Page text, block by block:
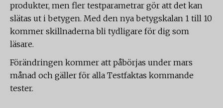
produkter, men fler testparametrar gör att det kan
slätas ut i betygen. Med den nya betygskalan 1 till 10
kommer skillnaderna bli tydligare för dig som
läsare.
Förändringen kommer att påbörjas under mars
månad och gäller för alla Testfaktas kommande
tester.